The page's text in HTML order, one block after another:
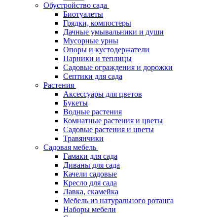
Обустройство сада
Биотуалеты
Грядки, компостеры
Дачные умывальники и души
Мусорные урны
Опоры и кустодержатели
Парники и теплицы
Садовые ограждения и дорожки
Септики для сада
Растения
Аксессуары для цветов
Букеты
Водные растения
Комнатные растения и цветы
Садовые растения и цветы
Травянчики
Садовая мебель
Гамаки для сада
Диваны для сада
Качели садовые
Кресло для сада
Лавка, скамейка
Мебель из натурального ротанга
Наборы мебели